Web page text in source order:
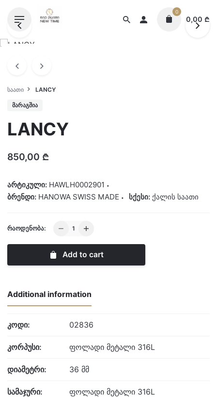
content
0,00 ₾
0
ᲡᲐᲐᲗᲘ LANCY
ᲛᲐᲠᲐᲒᲨᲘᲐ
LANCY
850,00 ₾
არტიკული: HAWLH0002901
ბრენდი: HANOWA SWISS MADE სქესი: ქალის საათი
ᲠᲐᲝᲓᲔᲜᲝᲑᲐ:
LANCY
Add to cart
Additional information
კოდი: 02836
კორპუსი: ფოლადი მეტალი 316L
დიამეტრი: 36 მმ
სამაჯური: ფოლადი მეტალი 316L